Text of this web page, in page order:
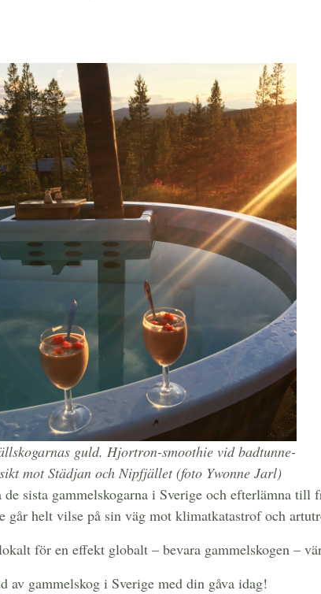
guld. Hjortron-smoothie vid badtunne-
mot Städjan och Nipfjället (foto Ywonne Jarl)
de sista gammelskogarna i Sverige och efterlämna
går helt vilse på sin väg mot klimatkatastrof och
för en effekt globalt – bevara gammelskogen –
av gammelskog i Sverige med din gåva idag!